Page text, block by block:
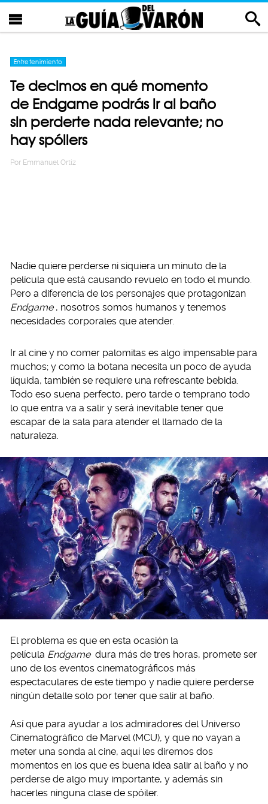
Entretenimiento
Te decimos en qué momento
de Endgame podrás ir al baño
sin perderte nada relevante; no
hay spóilers
Por Emmanuel Ortiz
Nadie quiere perderse ni siquiera un minuto de la
película que está causando revuelo en todo el mundo.
Pero a diferencia de los personajes que protagonizan
Endgame , nosotros somos humanos y tenemos
necesidades corporales que atender.
Ir al cine y no comer palomitas es algo impensable para
muchos; y como la botana necesita un poco de ayuda
líquida, también se requiere una refrescante bebida.
Todo eso suena perfecto, pero tarde o temprano todo
lo que entra va a salir y será inevitable tener que
escapar de la sala para atender el llamado de la
naturaleza.
El problema es que en esta ocasión la
película Endgame dura más de tres horas, promete ser
uno de los eventos cinematográficos más
espectaculares de este tiempo y nadie quiere perderse
ningún detalle solo por tener que salir al baño.
Así que para ayudar a los admiradores del Universo
Cinematográfico de Marvel (MCU), y que no vayan a
meter una sonda al cine, aquí les diremos dos
momentos en los que es buena idea salir al baño y no
perderse de algo muy importante, y además sin
hacerles ninguna clase de spóiler.